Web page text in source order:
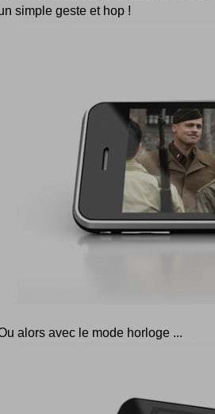
simple geste et hop !
alors avec le mode horloge ...